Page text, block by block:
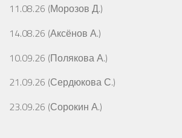
11.08.26 (Морозов Д.)
14.08.26 (Аксёнов А.)
10.09.26 (Полякова А.)
21.09.26 (Сердюкова С.)
23.09.26 (Сорокин А.)